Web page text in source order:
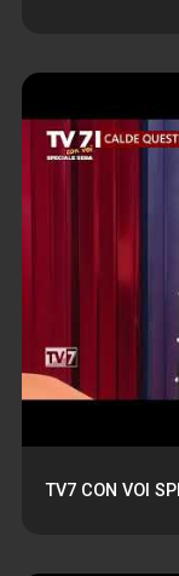
TV7 CON VOI